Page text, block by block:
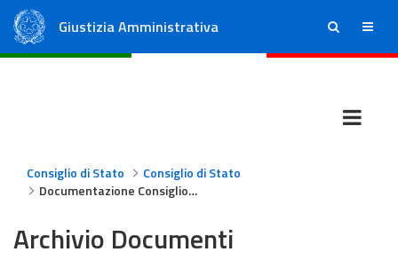
Giustizia Amministrativa ricerca menu
Consiglio di Stato
Consiglio di Stato
Documentazione Consiglio di Stato
Archivio Documenti